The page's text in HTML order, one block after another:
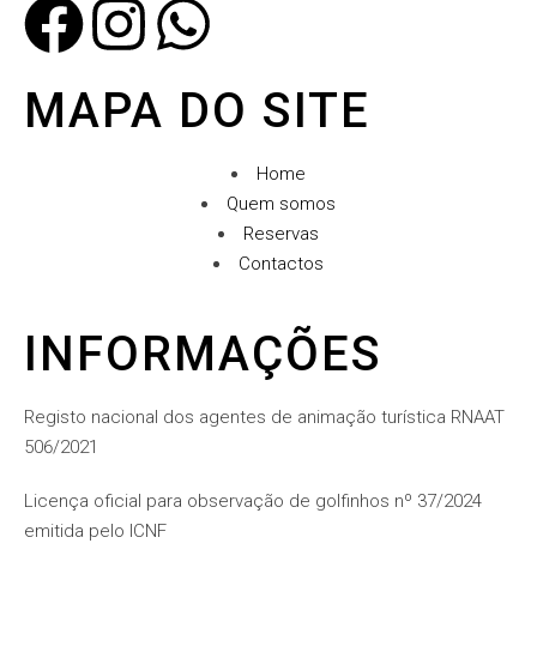
MAPA DO SITE
Home
Quem somos
Reservas
Contactos
INFORMAÇÕES
Registo nacional dos agentes de animação turística RNAAT
506/2021
Licença oficial para observação de golfinhos nº 37/2024
emitida pelo ICNF